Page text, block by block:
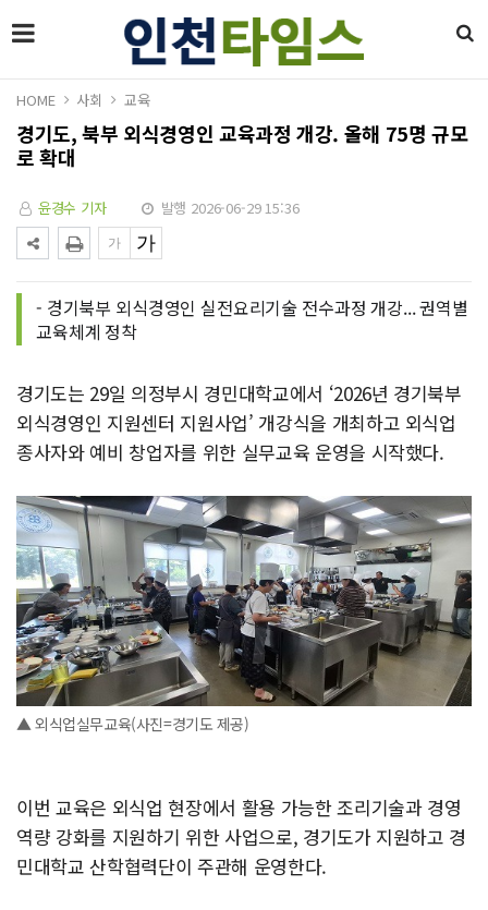
HOME 사회 교육
경기도, 북부 외식경영인 교육과정 개강. 올해 75명 규모
로 확대
윤경수 기자 발행 2026-06-29 15:36
- 경기북부 외식경영인 실전요리기술 전수과정 개강... 권역별
교육체계 정착
경기도는 29일 의정부시 경민대학교에서 ‘2026년 경기북부
외식경영인 지원센터 지원사업’ 개강식을 개최하고 외식업
종사자와 예비 창업자를 위한 실무교육 운영을 시작했다.
▲ 외식업실무교육(사진=경기도 제공)
이번 교육은 외식업 현장에서 활용 가능한 조리기술과 경영
역량 강화를 지원하기 위한 사업으로, 경기도가 지원하고 경
민대학교 산학협력단이 주관해 운영한다.